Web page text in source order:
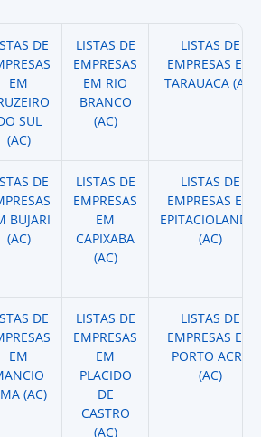
DE
EM
SUL
(AC)
LISTAS DE
EMPRESAS
EM RIO
BRANCO
(AC)
LISTAS DE
EMPRESAS EM
TARAUACA (AC)
DE
BUJARI
(AC)
LISTAS DE
EMPRESAS
EM
CAPIXABA
(AC)
LISTAS DE
EMPRESAS EM
EPITACIOLANDIA
(AC)
DE
EM
(AC)
LISTAS DE
EMPRESAS
EM
PLACIDO
DE
CASTRO
(AC)
LISTAS DE
EMPRESAS EM
PORTO ACRE
(AC)